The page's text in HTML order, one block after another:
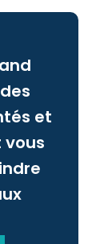
et
vous